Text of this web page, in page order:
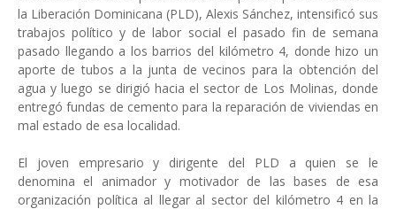
la Liberación Dominicana (PLD), Alexis Sánchez, intensificó sus
trabajos político y de labor social el pasado fin de semana
pasado llegando a los barrios del kilómetro 4, donde hizo un
aporte de tubos a la junta de vecinos para la obtención del
agua y luego se dirigió hacia el sector de Los Molinas, donde
entregó fundas de cemento para la reparación de viviendas en
mal estado de esa localidad.
El joven empresario y dirigente del PLD a quien se le
denomina el animador y motivador de las bases de esa
organización política al llegar al sector del kilómetro 4 en la